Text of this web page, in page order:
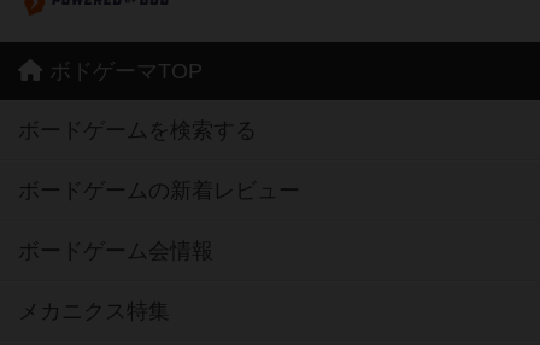
ボドゲーマTOP
ボードゲームを検索する
ボードゲームの新着レビュー
ボードゲーム会情報
メカニクス特集